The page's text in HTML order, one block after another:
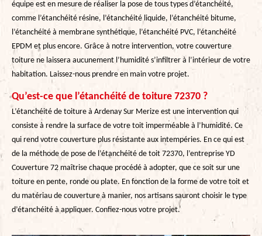
équipe est en mesure de réaliser la pose de tous types d’étanchéité,
comme l’étanchéité résine, l’étanchéité liquide, l’étanchéité bitume,
l’étanchéité à membrane synthétique, l’étanchéité PVC, l’étanchéité
EPDM et plus encore. Grâce à notre intervention, votre couverture
toiture ne laissera aucunement l’humidité s’infiltrer à l’intérieur de votre
habitation. Laissez-nous prendre en main votre projet.
Qu’est-ce que l’étanchéité de toiture 72370 ?
L’étanchéité de toiture à Ardenay Sur Merize est une intervention qui
consiste à rendre la surface de votre toit imperméable à l’humidité. Ce
qui rend votre couverture plus résistante aux intempéries. En ce qui est
de la méthode de pose de l’étanchéité de toit 72370, l’entreprise YD
Couverture 72 maîtrise chaque procédé à adopter, que ce soit sur une
toiture en pente, ronde ou plate. En fonction de la forme de votre toit et
du matériau de couverture à manier, nos artisans sauront choisir le type
d’étanchéité à appliquer. Confiez-nous votre projet.